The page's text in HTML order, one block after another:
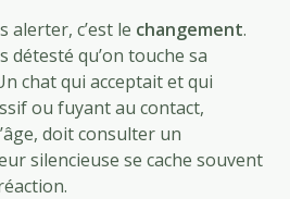
alerter, c’est le changement.
détesté qu’on touche sa
chat qui acceptait et qui
ou fuyant au contact,
doit consulter un
silencieuse se cache souvent